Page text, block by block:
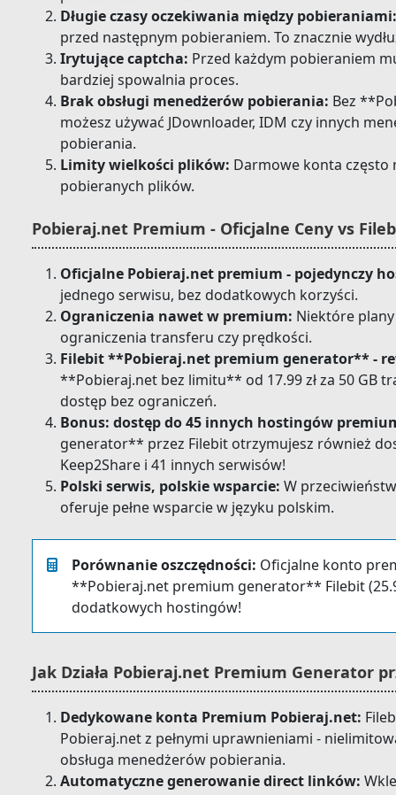
Długie czasy oczekiwania między pobieraniami:
przed następnym pobieraniem. To znacznie
Irytujące captcha: Przed każdym pobieraniem
bardziej spowalnia proces.
Brak obsługi menedżerów pobierania: Bez
możesz używać JDownloader, IDM czy innych
pobierania.
Limity wielkości plików: Darmowe konta często
pobieranych plików.
Pobieraj.net Premium - Oficjalne Ceny vs
Oficjalne Pobieraj.net premium - pojedynczy
jednego serwisu, bez dodatkowych korzyści.
Ograniczenia nawet w premium: Niektóre
ograniczenia transferu czy prędkości.
Filebit **Pobieraj.net premium generator** -
**Pobieraj.net bez limitu** od 17.99 zł za 50 GB
dostęp bez ograniczeń.
Bonus: dostęp do 45 innych hostingów
generator** przez Filebit otrzymujesz również
Keep2Share i 41 innych serwisów!
Polski serwis, polskie wsparcie: W
oferuje pełne wsparcie w języku polskim.
Porównanie oszczędności: Oficjalne konto
**Pobieraj.net premium generator** Filebit
dodatkowych hostingów!
Jak Działa Pobieraj.net Premium Generator
Dedykowane konta Premium Pobieraj.net:
Pobieraj.net z pełnymi uprawnieniami -
obsługa menedżerów pobierania.
Automatyczne generowanie direct linków: